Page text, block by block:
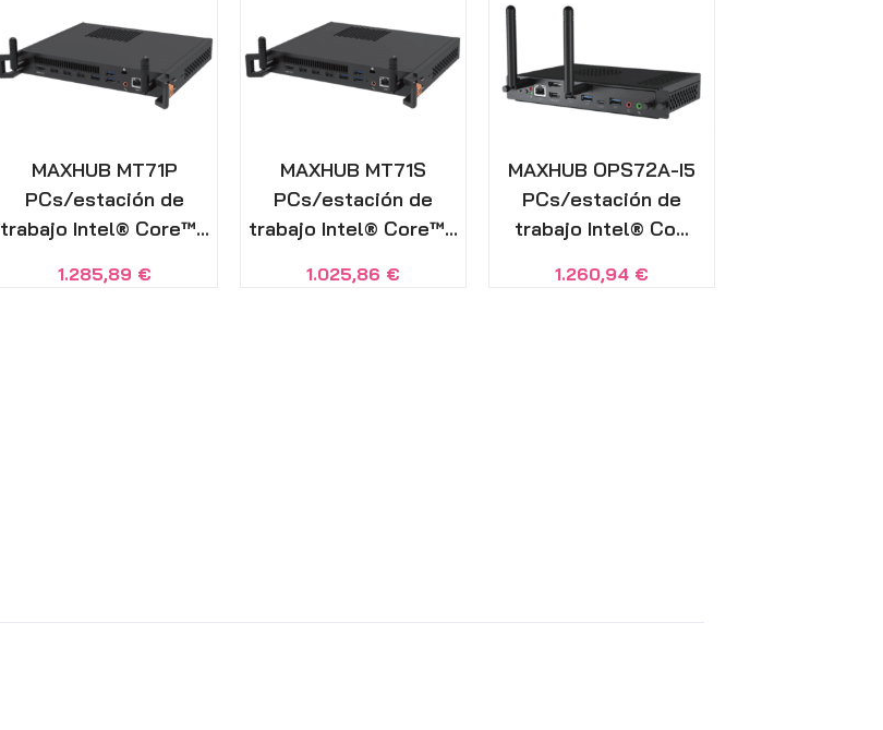
MAXHUB MT71P
PCs/estación de
trabajo Intel® Core™...
1.285,89 €
MAXHUB MT71S
PCs/estación de
trabajo Intel® Core™...
1.025,86 €
MAXHUB OPS72A-I5
PCs/estación de
trabajo Intel® Co...
1.260,94 €